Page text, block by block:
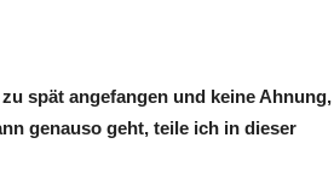
spät angefangen und keine Ahnung,
genauso geht, teile ich in dieser